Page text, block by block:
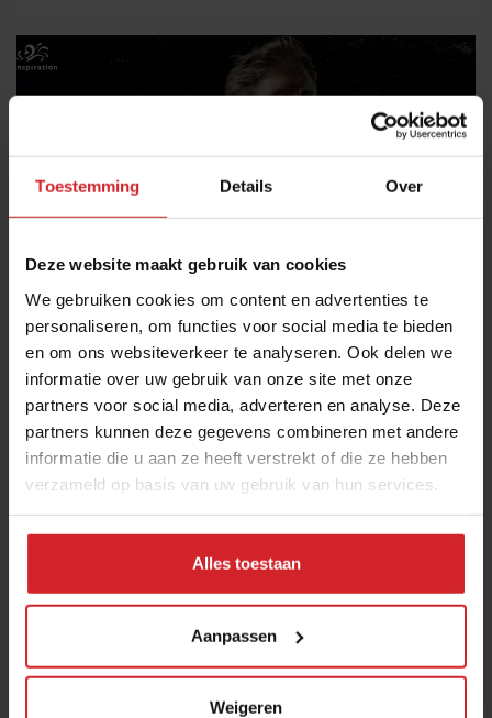
Toestemming Details Over
Deze website maakt gebruik van cookies
We gebruiken cookies om content en advertenties te
personaliseren, om functies voor social media te bieden
en om ons websiteverkeer te analyseren. Ook delen we
informatie over uw gebruik van onze site met onze
partners voor social media, adverteren en analyse. Deze
partners kunnen deze gegevens combineren met andere
informatie die u aan ze heeft verstrekt of die ze hebben
verzameld op basis van uw gebruik van hun services.
Alles toestaan
Aanpassen
Weigeren
Chef's Talk met Lukas Mraz van Mraz und
Sohn**
Over zijn restaurant, duurzaamheid en personeelsbeleid
14 november 2022 | 3:16
Gastronomie Chefs